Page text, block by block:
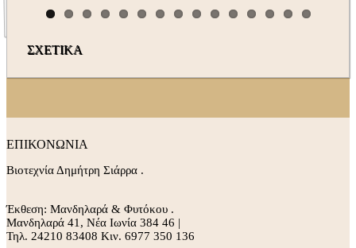
ΣΧΕΤΙΚΑ
ΕΠΙΚΟΝΩΝΙΑ
Βιοτεχνία Δημήτρη Σιάρρα .
Έκθεση: Μανδηλαρά & Φυτόκου .
Μανδηλαρά 41, Νέα Ιωνία 384 46 |
Τηλ. 24210 83408 Κιν. 6977 350 136